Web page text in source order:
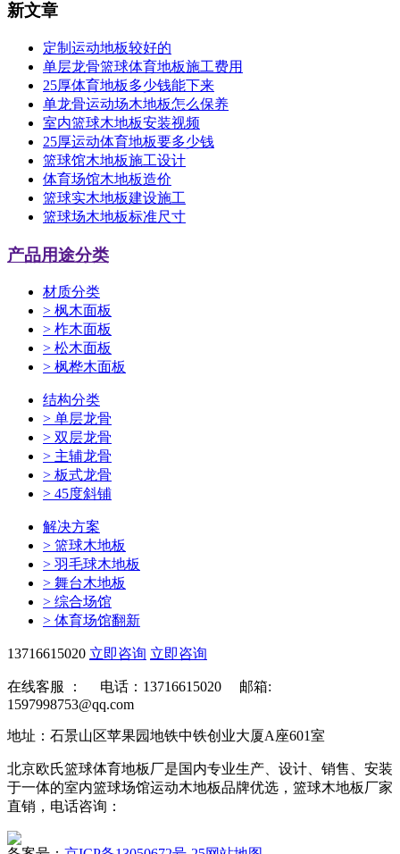
新文章
定制运动地板较好的
单层龙骨篮球体育地板施工费用
25厚体育地板多少钱能下来
单龙骨运动场木地板怎么保养
室内篮球木地板安装视频
25厚运动体育地板要多少钱
篮球馆木地板施工设计
体育场馆木地板造价
篮球实木地板建设施工
篮球场木地板标准尺寸
产品用途分类
材质分类
> 枫木面板
> 柞木面板
> 松木面板
> 枫桦木面板
结构分类
> 单层龙骨
> 双层龙骨
> 主辅龙骨
> 板式龙骨
> 45度斜铺
解决方案
> 篮球木地板
> 羽毛球木地板
> 舞台木地板
> 综合场馆
> 体育场馆翻新
13716615020 立即咨询 立即咨询
在线客服 ：
电话：13716615020 邮箱:
1597998753@qq.com
地址：石景山区苹果园地铁中铁创业大厦A座601室
北京欧氏篮球体育地板厂是国内专业生产、设计、销售、安装
于一体的室内篮球场馆运动木地板品牌优选，篮球木地板厂家
直销，电话咨询：